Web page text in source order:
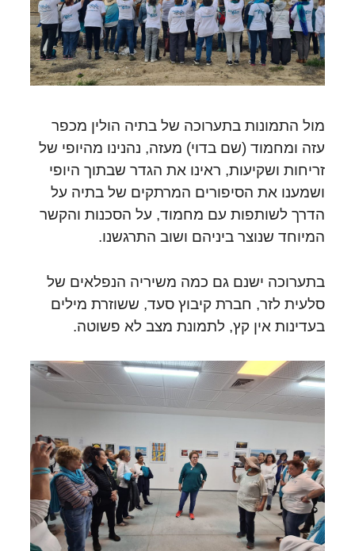
מול התמונות בתערוכה של בתיה הולין מכפר
עזה ומחמוד (שם בדוי) מעזה, נהנינו מהיופי של
זריחות ושקיעות, ראינו את הגדר שבתוך היופי
ושמענו את הסיפורים המרתקים של בתיה על
הדרך לשותפות עם מחמוד, על הסכנות והקשר
המיוחד שנוצר ביניהם ושוב התרגשנו.
בתערוכה ישנם גם כמה משיריה הנפלאים של
סלעית לזר, חברת קיבוץ סעד, ששוזרת מילים
בעדינות אין קץ, לתמונת מצב לא פשוטה.